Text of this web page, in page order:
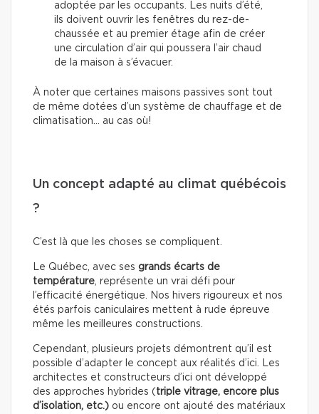
adoptée par les occupants. Les nuits d’été,
ils doivent ouvrir les fenêtres du rez-de-
chaussée et au premier étage afin de créer
une circulation d’air qui poussera l’air chaud
de la maison à s’évacuer.
À noter que certaines maisons passives sont tout
de même dotées d’un système de chauffage et de
climatisation… au cas où!
Un concept adapté au climat québécois
?
C’est là que les choses se compliquent.
Le Québec, avec ses grands écarts de
température, représente un vrai défi pour
l’efficacité énergétique. Nos hivers rigoureux et nos
étés parfois caniculaires mettent à rude épreuve
même les meilleures constructions.
Cependant, plusieurs projets démontrent qu’il est
possible d’adapter le concept aux réalités d’ici. Les
architectes et constructeurs d’ici ont développé
des approches hybrides ( triple vitrage, encore plus
d’isolation, etc.) ou encore ont ajouté des matériaux